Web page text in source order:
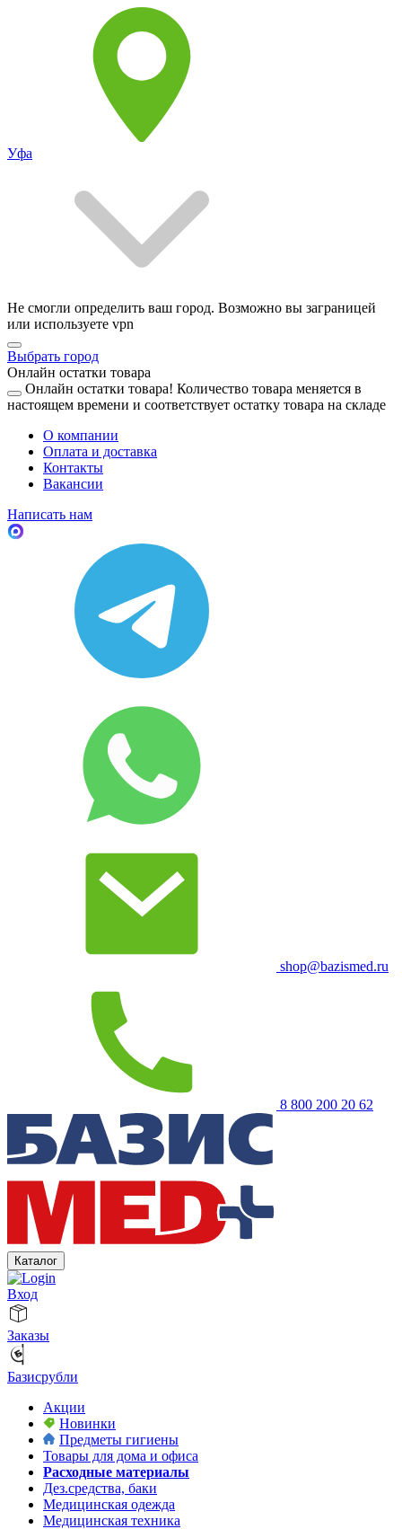
Уфа
Не смогли определить ваш город. Возможно вы заграницей
или используете vpn
Выбрать город
Онлайн остатки товара
Онлайн остатки товара! Количество товара меняется в
настоящем времени и соответствует остатку товара на складе
О компании
Оплата и доставка
Контакты
Вакансии
Написать нам
shop@bazismed.ru
8 800 200 20 62
Каталог
Вход
Заказы
Базисрубли
Акции
Новинки
Предметы гигиены
Товары для дома и офиса
Расходные материалы
Дез.средства, баки
Медицинская одежда
Медицинская техника